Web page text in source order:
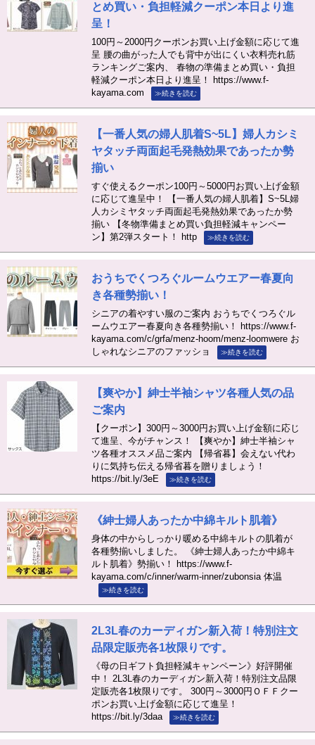
とめ買い・負担軽減クーポン本日より進
呈！
100円～2000円クーポンお買い上げ金額に応じて進
呈 腰の曲がった人でも背中が出にくい衣料売れ筋
ランキングご案内、 春物の準備まとめ買い・負担
軽減クーポン本日より進呈！ https://www.f-
kayama.com
≫続きを読む
【一番人気の婦人肌着S~5L】婦人カシミ
ヤタッチ両面起毛発熱効果であったか勢
揃い
すぐ使えるクーポン100円～5000円お買い上げ金額
に応じて進呈中！ 【一番人気の婦人肌着】S~5L婦
人カシミヤタッチ両面起毛発熱効果であったか勢
揃い 【冬物準備まとめ買い負担軽減キャンペー
ン】第2弾スタート！ http
≫続きを読む
おうちでくつろぐルームウエアー春夏向
き各種勢揃い！
シニアの着やすい服のご案内 おうちでくつろぐル
ームウエアー春夏向き各種勢揃い！ https://www.f-
kayama.com/c/grfa/menz-hoom/menz-loomwere お
しゃれなシニアのファッショ
≫続きを読む
【爽やか】紳士半袖シャツ各種人気の品
ご案内
【クーポン】300円～3000円お買い上げ金額に応じ
て進呈、今がチャンス！ 【爽やか】紳士半袖シャ
ツ各種オススメ品ご案内 【帰省暮】会えない代わ
りに気持ち伝える帰省暮を贈りましょう！
https://bit.ly/3eE
≫続きを読む
《紳士婦人あったか中綿キルト肌着》
身体の中からしっかり暖める中綿キルトの肌着が
各種勢揃いしました。 《紳士婦人あったか中綿キ
ルト肌着》勢揃い！ https://www.f-
kayama.com/c/inner/warm-inner/zubonsia 体温
≫続きを読む
2L3L春のカーディガン新入荷！特別注文
品限定販売各1枚限りです。
《母の日ギフト負担軽減キャンペーン》好評開催
中！ 2L3L春のカーディガン新入荷！特別注文品限
定販売各1枚限りです。 300円～3000円ＯＦＦクー
ポンお買い上げ金額に応じて進呈！
https://bit.ly/3daa
≫続きを読む